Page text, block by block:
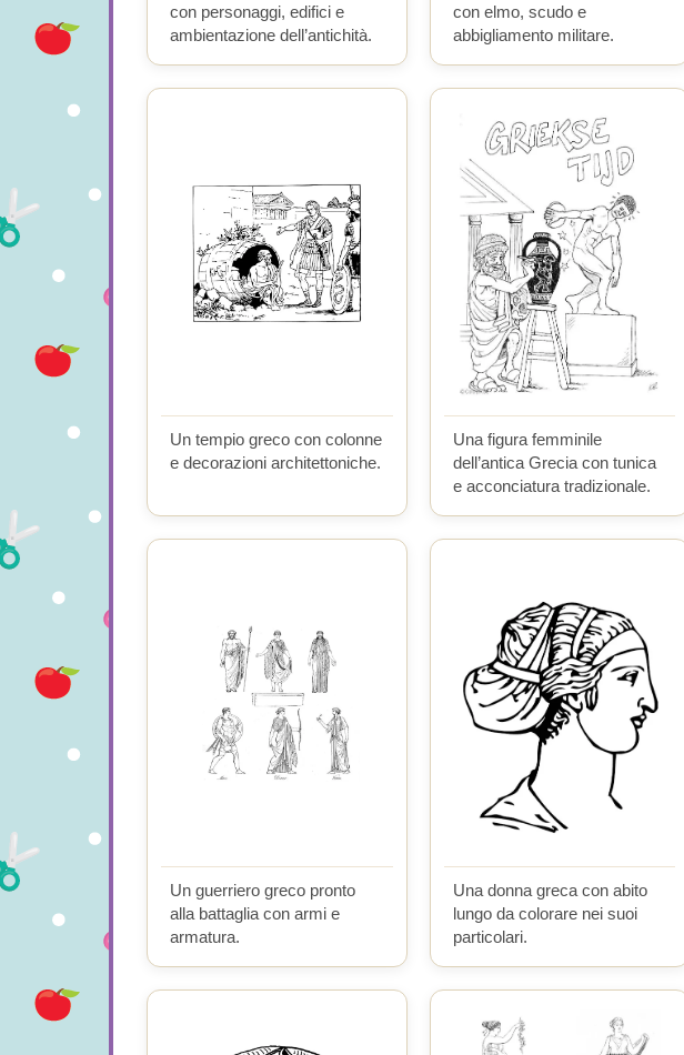
con personaggi, edifici e
ambientazione dell’antichità.
con elmo, scudo e
abbigliamento militare.
Un tempio greco con colonne
e decorazioni architettoniche.
Una figura femminile
dell’antica Grecia con tunica
e acconciatura tradizionale.
Un guerriero greco pronto
alla battaglia con armi e
armatura.
Una donna greca con abito
lungo da colorare nei suoi
particolari.